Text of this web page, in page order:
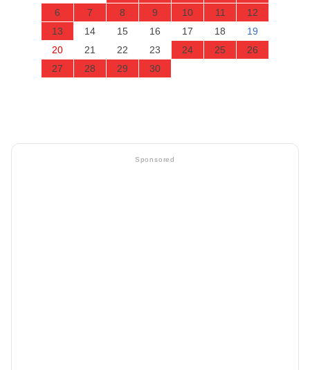
6
7 8 9 10 11
12
13
14 15 16 17 18
19
20
21 22 23 24 25
26
27
28 29 30
Sponsored